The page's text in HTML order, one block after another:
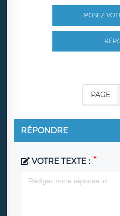
POSEZ
PAGE
RÉPONDRE
VOTRE TEXTE :